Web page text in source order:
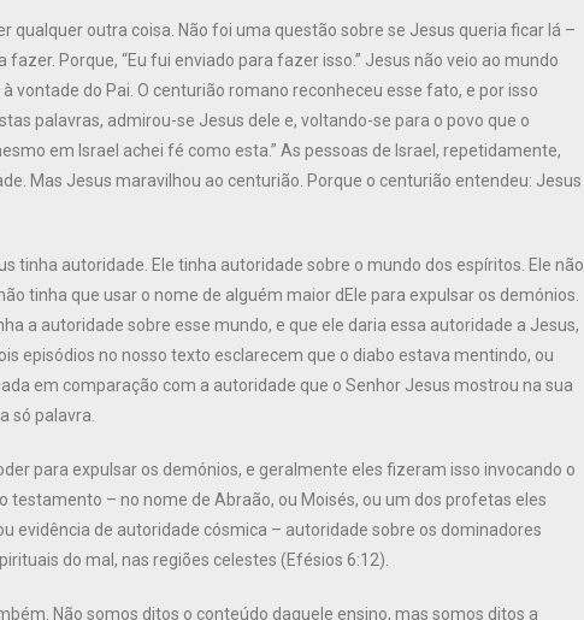
qualquer outra coisa. Não foi uma questão sobre se Jesus queria ficar lá –
Porque, “Eu fui enviado para fazer isso.” Jesus não veio ao mundo
vontade do Pai. O centurião romano reconheceu esse fato, e por isso
palavras, admirou-se Jesus dele e, voltando-se para o povo que o
em Israel achei fé como esta.” As pessoas de Israel, repetidamente,
Mas Jesus maravilhou ao centurião. Porque o centurião entendeu: Jesus
tinha autoridade. Ele tinha autoridade sobre o mundo dos espíritos. Ele não
tinha que usar o nome de alguém maior dEle para expulsar os demónios.
a autoridade sobre esse mundo, e que ele daria essa autoridade a Jesus,
episódios no nosso texto esclarecem que o diabo estava mentindo, ou
em comparação com a autoridade que o Senhor Jesus mostrou na sua
só palavra.
para expulsar os demónios, e geralmente eles fizeram isso invocando o
testamento – no nome de Abraão, ou Moisés, ou um dos profetas eles
evidência de autoridade cósmica – autoridade sobre os dominadores
do mal, nas regiões celestes (Efésios 6:12).
Não somos ditos o conteúdo daquele ensino, mas somos ditos a